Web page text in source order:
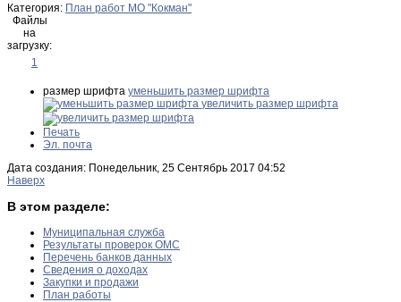
Категория: План работ МО "Кокман"
Файлы
на
загрузку:
1
размер шрифта уменьшить размер шрифта
увеличить размер шрифта
Печать
Эл. почта
Дата создания: Понедельник, 25 Сентябрь 2017 04:52
Наверх
В этом разделе:
Муниципальная служба
Результаты проверок ОМС
Перечень банков данных
Сведения о доходах
Закупки и продажи
План работы